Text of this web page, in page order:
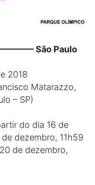
São Paulo
2018
Matarazzo,
– SP)
do dia 16 de
dezembro, 11h59
de dezembro,